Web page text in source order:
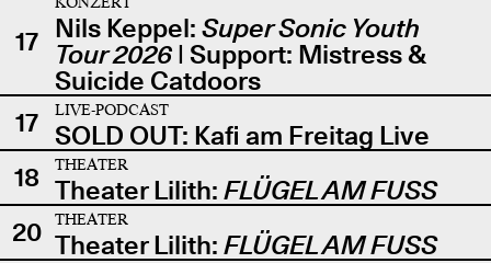
17 Nils Keppel: Super Sonic Youth
Tour 2026| Support: Mistress &
Suicide Catdoors
17
LIVE-PODCAST
SOLD OUT: Kafi am Freitag Live
18
THEATER
Theater Lilith: FLÜGEL AM FUSS
20
THEATER
Theater Lilith: FLÜGEL AM FUSS